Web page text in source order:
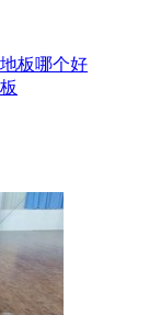
板哪个好